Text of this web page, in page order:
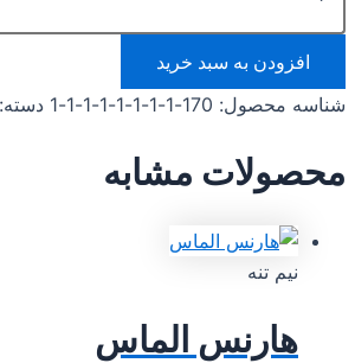
افزودن به سبد خرید
شناسه محصول: 170-1-1-1-1-1-1-1-1 دسته:
محصولات مشابه
نیم تنه
هارنس الماس